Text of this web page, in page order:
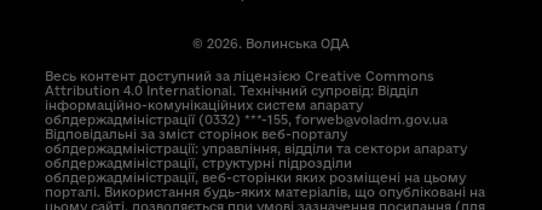
© 2026. Волинська ОДА
Весь контент доступний за ліцензією Creative Commons
Attribution 4.0 International. Технічний супровід: Відділ
інформаційно-комунікаційних систем апарату
облдержадміністрації (0332) ***-155, forweb@voladm.gov.ua
Відповідальні за зміст сторінок веб-порталу
облдержадміністрації: управління, відділи та сектори апарату
облдержадміністрації, структурні підрозділи
облдержадміністрації, веб-сторінки яких розміщені на цьому
порталі. Використання будь-яких матеріалів, що опубліковані на
цьому сайті, дозволяється при умові зазначення посилання (для